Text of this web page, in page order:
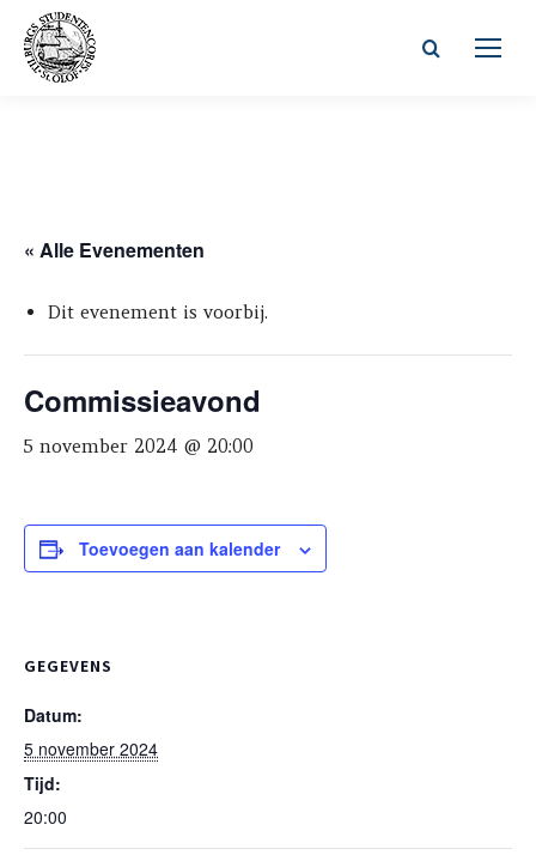
Zoeken:
« Alle Evenementen
Dit evenement is voorbij.
Commissieavond
5 november 2024 @ 20:00
Toevoegen aan kalender
GEGEVENS
Datum:
5 november 2024
Tijd:
20:00